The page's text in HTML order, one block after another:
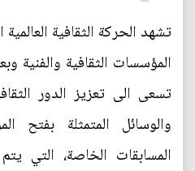
تشهد الحركة الثقافية
المؤسسات الثقافية والفنية
تسعى الى تعزيز الدور
والوسائل المتمثلة بفتح
المسابقات الخاصة، التي